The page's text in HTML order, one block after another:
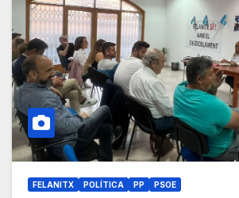
FELANITX POLÍTICA PP PSOE